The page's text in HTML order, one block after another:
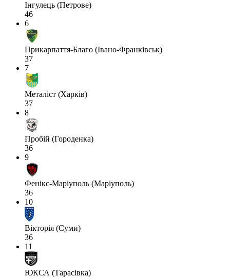
Інгулець (Петрове)
46
6
Прикарпаття-Благо (Івано-Франківськ)
37
7
Металіст (Харків)
37
8
Пробій (Городенка)
36
9
Фенікс-Маріуполь (Маріуполь)
36
10
Вікторія (Суми)
36
11
ЮКСА (Тарасівка)